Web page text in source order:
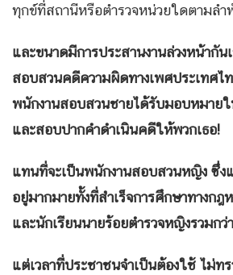
ทุกข์ที่สถานีหรือตำรวจหน่วยใดตามลำ
และขนาดมีการประสานงานล่วงหน้ากั
สอบสวนคดีความผิดทางเพศประเทศไ
พนักงานสอบสวนชายได้รับมอบหมาย
และสอบปากคำดำเนินคดีให้พวกเธอ!
แทนที่จะเป็นพนักงานสอบสวนหญิง ซึ่ง
อยู่มากมายทั้งที่สำเร็จการศึกษาทางกฎ
และนักเรียนนายร้อยตำรวจหญิงรวมกว่
แต่เวลาที่ประชาชนจำเป็นต้องใช้ ไม่ท